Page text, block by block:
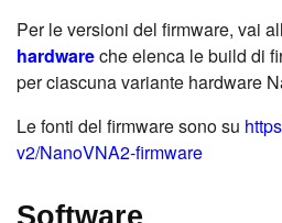
Per le versioni del firmware, vai
hardwareche elenca le build di
per ciascuna variante hardware
Le fonti del firmware sono su
v2/NanoVNA2-firmware
Software